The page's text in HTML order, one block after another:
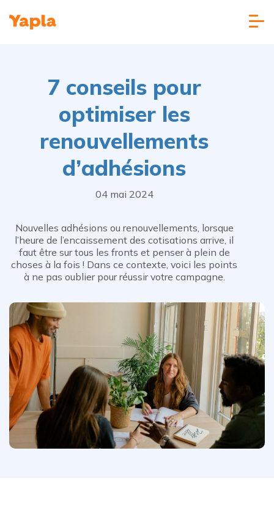
7 conseils pour
optimiser les
renouvellements
d’adhésions
04 mai 2024
Nouvelles adhésions ou renouvellements, lorsque
l’heure de l’encaissement des cotisations arrive, il
faut être sur tous les fronts et penser à plein de
choses à la fois ! Dans ce contexte, voici les points
à ne pas oublier pour réussir votre campagne.